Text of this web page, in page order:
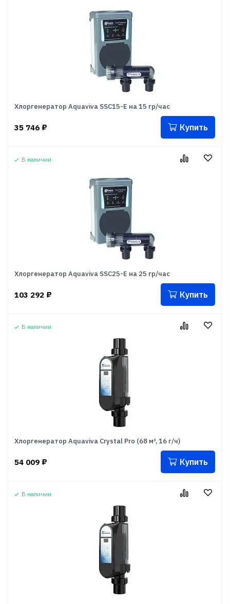
Хлоргенератор Aquaviva SSC15-E на 15 гр/час
35 746 ₽ Купить
В наличии
Хлоргенератор Aquaviva SSC25-E на 25 гр/час
103 292 ₽ Купить
В наличии
Хлоргенератор Aquaviva Crystal Pro (68 м³, 16 г/ч)
54 009 ₽ Купить
В наличии